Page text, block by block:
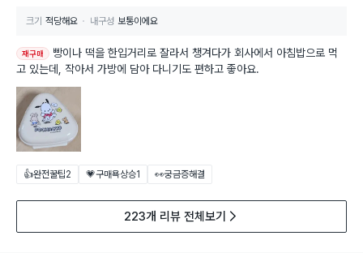
크기 적당해요 내구성 보통이에요
재구매
빵이나 떡을 한입거리로 잘라서 챙겨다가 회사에서 아침밥으로 먹
고 있는데, 작아서 가방에 담아 다니기도 편하고 좋아요.
👍완전꿀팁2 💗구매욕상승1 👀궁금증해결
223개 리뷰 전체보기